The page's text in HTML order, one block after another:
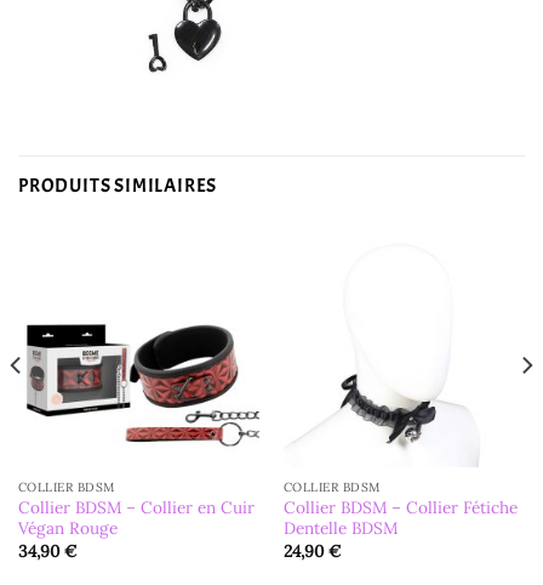
PRODUITS SIMILAIRES
COLLIER BDSM
Collier BDSM – Collier en Cuir
Végan Rouge
34,90€
COLLIER BDSM
Collier BDSM – Collier Fétiche
Dentelle BDSM
24,90€